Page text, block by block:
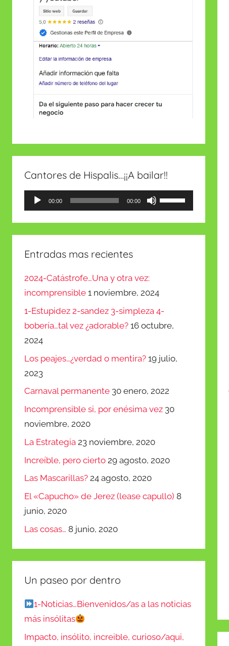
Cantores de Hispalis…¡¡A bailar!!
Reproductor
de
audio
00:00 00:00
Utiliza
las
o
disminuir
volumen.
Entradas mas recientes
2024-Catástrofe…Una y otra vez:
incomprensible 1 noviembre, 2024
1-Estupidez 2-sandez 3-simpleza 4-
bobería…tal vez ¿adorable? 16 octubre,
2024
Los peajes…¿verdad o mentira? 19 julio,
2023
Carnaval permanente 30 enero, 2022
Incomprensible si, por enésima vez 30
noviembre, 2020
La Estrategia 23 noviembre, 2020
Increíble, pero cierto 29 agosto, 2020
Las Mascarillas? 24 agosto, 2020
El «Capucho» de Jerez (lease capullo) 8
junio, 2020
Las cosas… 8 junio, 2020
Un paseo por dentro
1-Noticias…Bienvenidos/as a las noticias
más insólitas
Impacto, insólito, increible, curioso/aqui,